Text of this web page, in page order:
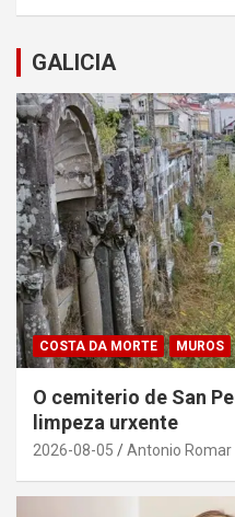
GALICIA
COSTA DA MORTE MUROS
O cemiterio de San
limpeza urxente
2026-08-05 Antonio Romar